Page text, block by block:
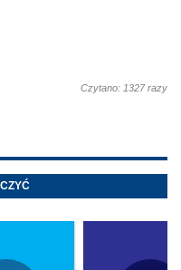
Czytano: 1327 razy